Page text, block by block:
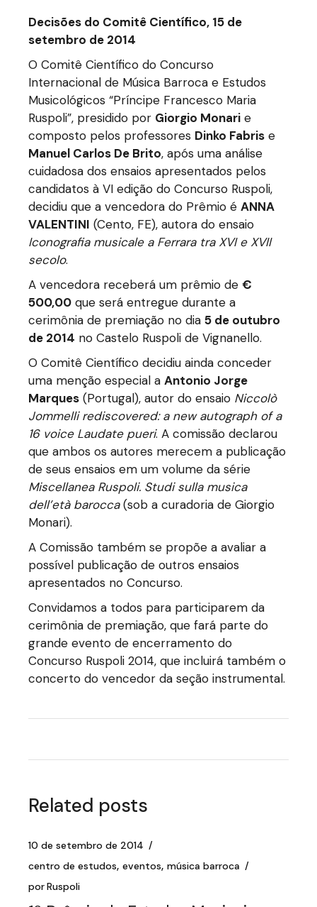
Decisões do Comitê Científico, 15 de
setembro de 2014
O Comitê Científico do Concurso
Internacional de Música Barroca e Estudos
Musicológicos “Príncipe Francesco Maria
Ruspoli”, presidido por Giorgio Monari e
composto pelos professores Dinko Fabris e
Manuel Carlos De Brito, após uma análise
cuidadosa dos ensaios apresentados pelos
candidatos à VI edição do Concurso Ruspoli,
decidiu que a vencedora do Prêmio éANNA
VALENTINI (Cento, FE), autora do ensaio
Iconografia musicale a Ferrara tra XVI e XVII
secolo.
A vencedora receberá um prêmio de€
500,00 que será entregue durante a
cerimônia de premiação no dia5 de outubro
de 2014 no Castelo Ruspoli de Vignanello.
O Comitê Científico decidiu ainda conceder
uma menção especial aAntonio Jorge
Marques (Portugal), autor do ensaio Niccolò
Jommelli rediscovered: a new autograph of a
16 voice Laudate pueri. A comissão declarou
que ambos os autores merecem a publicação
de seus ensaios em um volume da série
Miscellanea Ruspoli. Studi sulla musica
dell’età barocca(sob a curadoria de Giorgio
Monari).
A Comissão também se propõe a avaliar a
possível publicação de outros ensaios
apresentados no Concurso.
Convidamos a todos para participarem da
cerimônia de premiação, que fará parte do
grande evento de encerramento do
Concurso Ruspoli 2014, que incluirá também o
concerto do vencedor da seção instrumental.
Related posts
10 de setembro de 2014
centro de estudos eventos música barroca
porRuspoli